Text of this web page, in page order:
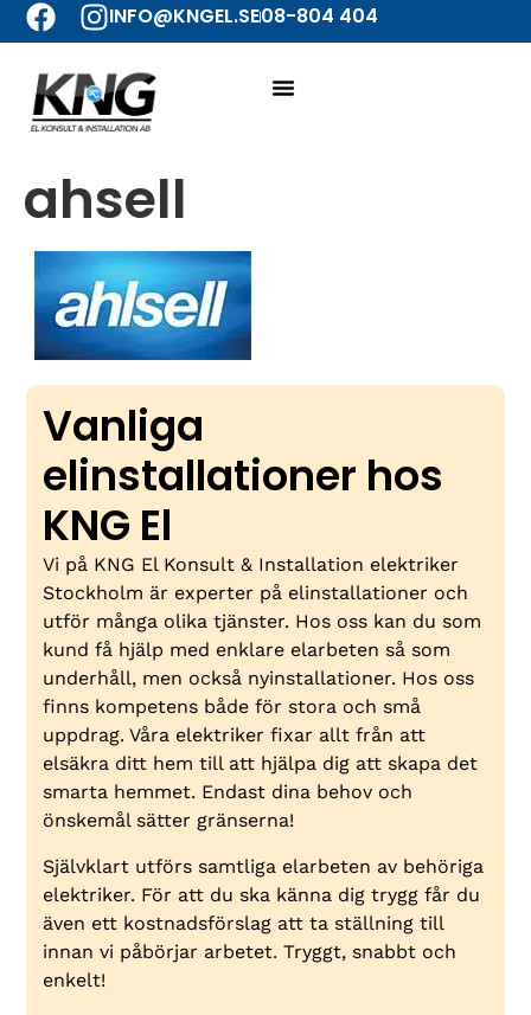
INFO@KNGEL.SE08-804 404
ahsell
Vanliga
elinstallationer hos
KNG El
Vi på KNG El Konsult & Installation elektriker
Stockholm är experter på elinstallationer och
utför många olika tjänster. Hos oss kan du som
kund få hjälp med enklare elarbeten så som
underhåll, men också nyinstallationer. Hos oss
finns kompetens både för stora och små
uppdrag. Våra elektriker fixar allt från att
elsäkra ditt hem till att hjälpa dig att skapa det
smarta hemmet. Endast dina behov och
önskemål sätter gränserna!
Självklart utförs samtliga elarbeten av behöriga
elektriker. För att du ska känna dig trygg får du
även ett kostnadsförslag att ta ställning till
innan vi påbörjar arbetet. Tryggt, snabbt och
enkelt!